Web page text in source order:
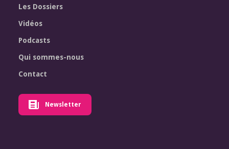
Les Dossiers
Vidéos
Podcasts
Qui sommes-nous
Contact
Newsletter